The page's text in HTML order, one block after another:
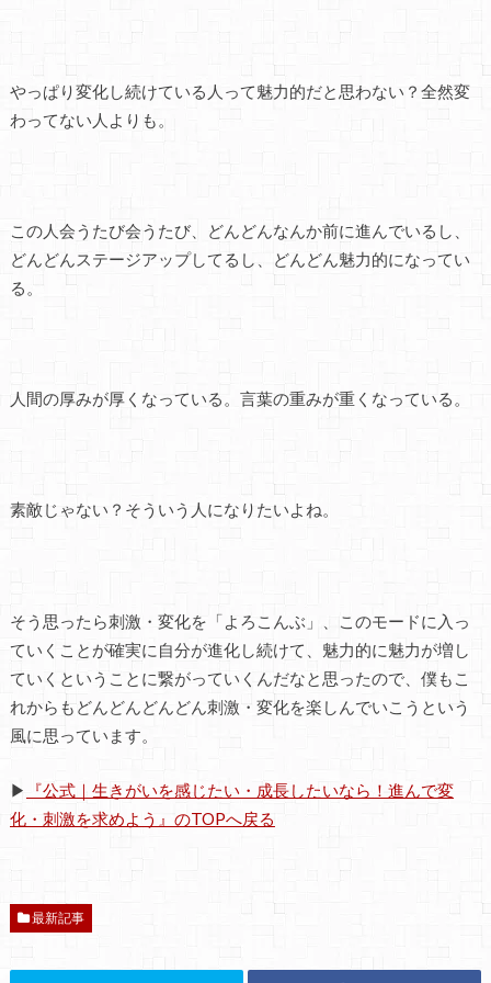
やっぱり変化し続けている人って魅力的だと思わない？全然変
わってない人よりも。
この人会うたび会うたび、どんどんなんか前に進んでいるし、
どんどんステージアップしてるし、どんどん魅力的になってい
る。
人間の厚みが厚くなっている。言葉の重みが重くなっている。
素敵じゃない？そういう人になりたいよね。
そう思ったら刺激・変化を「よろこんぶ」、このモードに入っ
ていくことが確実に自分が進化し続けて、魅力的に魅力が増し
ていくということに繋がっていくんだなと思ったので、僕もこ
れからもどんどんどんどん刺激・変化を楽しんでいこうという
風に思っています。
▶
『公式｜生きがいを感じたい・成長したいなら！進んで変
化・刺激を求めよう』のTOPへ戻る
最新記事